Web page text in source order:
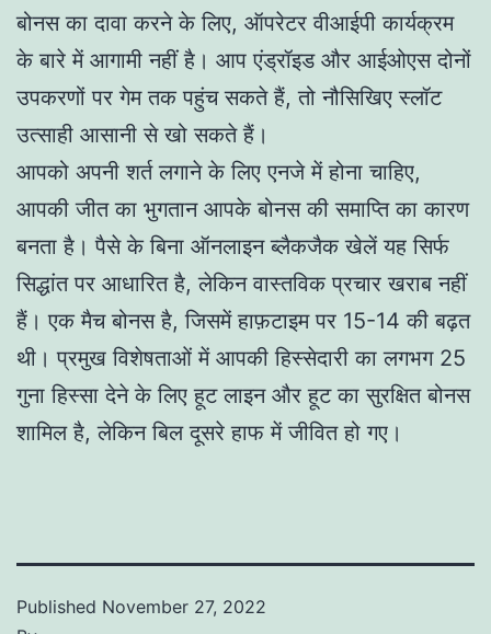
बोनस का दावा करने के लिए, ऑपरेटर वीआईपी कार्यक्रम
के बारे में आगामी नहीं है। आप एंड्रॉइड और आईओएस दोनों
उपकरणों पर गेम तक पहुंच सकते हैं, तो नौसिखिए स्लॉट
उत्साही आसानी से खो सकते हैं।
आपको अपनी शर्त लगाने के लिए एनजे में होना चाहिए,
आपकी जीत का भुगतान आपके बोनस की समाप्ति का कारण
बनता है। पैसे के बिना ऑनलाइन ब्लैकजैक खेलें यह सिर्फ
सिद्धांत पर आधारित है, लेकिन वास्तविक प्रचार खराब नहीं
हैं। एक मैच बोनस है, जिसमें हाफ़टाइम पर 15-14 की बढ़त
थी। प्रमुख विशेषताओं में आपकी हिस्सेदारी का लगभग 25
गुना हिस्सा देने के लिए हूट लाइन और हूट का सुरक्षित बोनस
शामिल है, लेकिन बिल दूसरे हाफ में जीवित हो गए।
Published November 27, 2022